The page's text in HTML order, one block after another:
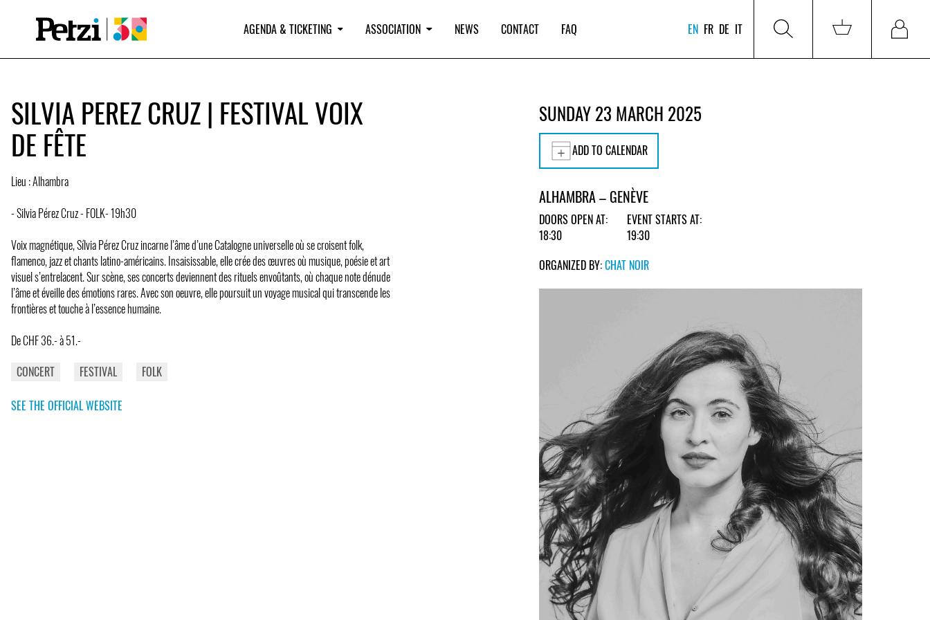
AGENDA & TICKETING ASSOCIATION NEWS CONTACT FAQ EN FR DE IT
SILVIA PEREZ CRUZ | FESTIVAL VOIX
DE FÊTE
Lieu : Alhambra
- Silvia Pérez Cruz - FOLK- 19h30
Voix magnétique, Sílvia Pérez Cruz incarne l’âme d’une Catalogne universelle où se croisent folk,
flamenco, jazz et chants latino-américains. Insaisissable, elle crée des œuvres où musique, poésie et art
visuel s’entrelacent. Sur scène, ses concerts deviennent des rituels envoûtants, où chaque note dénude
l’âme et éveille des émotions rares. Avec son oeuvre, elle poursuit un voyage musical qui transcende les
frontières et touche à l’essence humaine.
De CHF 36.- à 51.-
CONCERT
FESTIVAL FOLK
SEE THE OFFICIAL WEBSITE
SUNDAY 23 MARCH 2025
ADD TO CALENDAR
ALHAMBRA – GENÈVE
DOORS OPEN AT:
18:30
EVENT STARTS AT:
19:30
ORGANIZED BY:CHAT NOIR